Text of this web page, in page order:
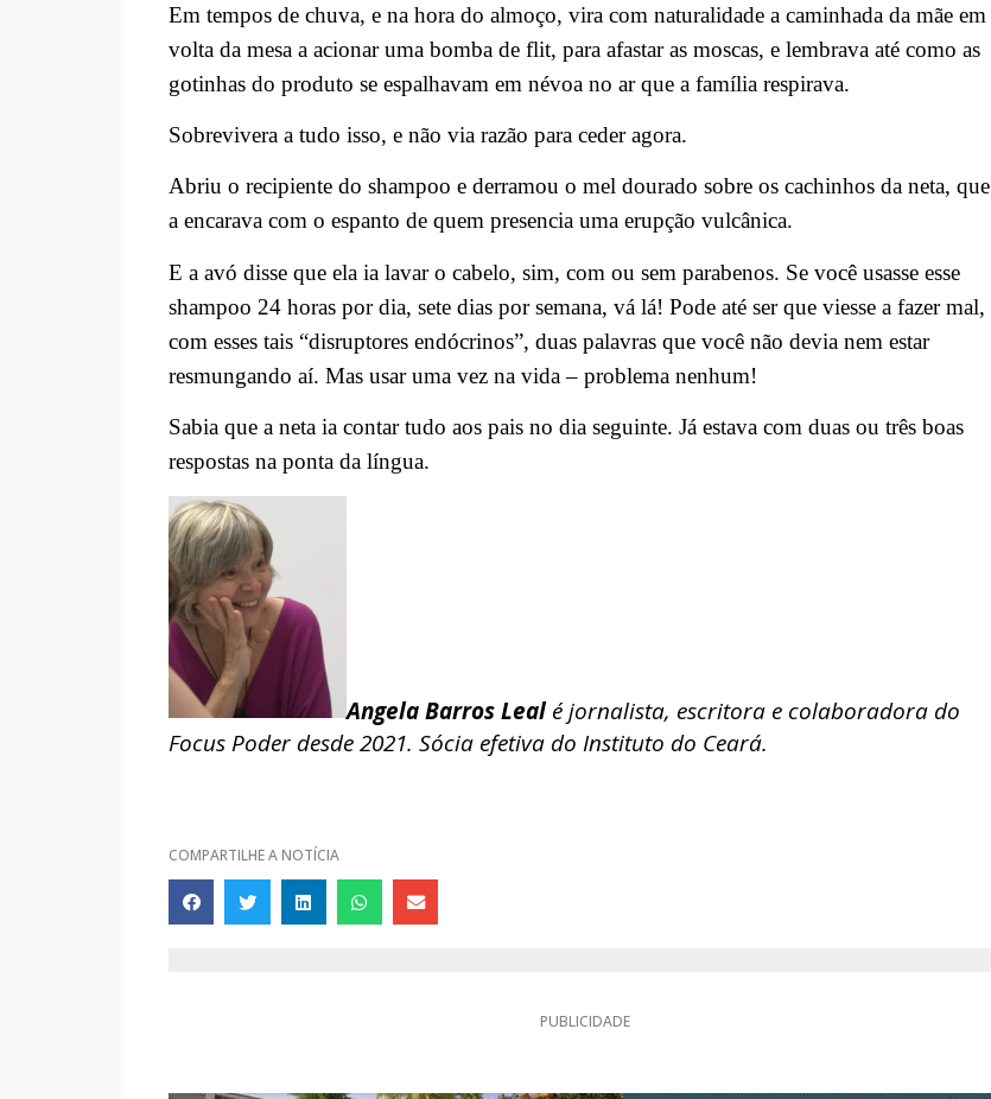
Em tempos de chuva, e na hora do almoço, vira com naturalidade a caminhada da mãe em
volta da mesa a acionar uma bomba de flit, para afastar as moscas, e lembrava até como as
gotinhas do produto se espalhavam em névoa no ar que a família respirava.
Sobrevivera a tudo isso, e não via razão para ceder agora.
Abriu o recipiente do shampoo e derramou o mel dourado sobre os cachinhos da neta, que
a encarava com o espanto de quem presencia uma erupção vulcânica.
E a avó disse que ela ia lavar o cabelo, sim, com ou sem parabenos. Se você usasse esse
shampoo 24 horas por dia, sete dias por semana, vá lá! Pode até ser que viesse a fazer mal,
com esses tais “disruptores endócrinos”, duas palavras que você não devia nem estar
resmungando aí. Mas usar uma vez na vida – problema nenhum!
Sabia que a neta ia contar tudo aos pais no dia seguinte. Já estava com duas ou três boas
respostas na ponta da língua.
Angela Barros Lealé jornalista, escritora e colaboradora do
Focus Poder desde 2021. Sócia efetiva do Instituto do Ceará.
COMPARTILHE A NOTÍCIA
PUBLICIDADE